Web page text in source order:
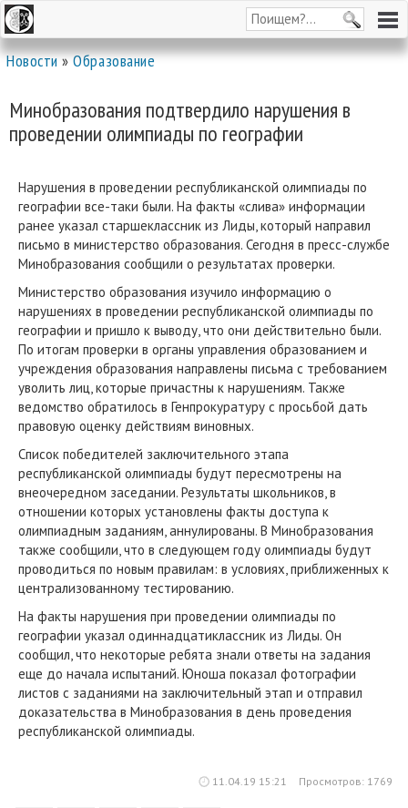
Новости»Образование
Минобразования подтвердило нарушения в
проведении олимпиады по географии
Нарушения в проведении республиканской олимпиады по
географии все-таки были. На факты «слива» информации
ранее указал старшеклассник из Лиды, который направил
письмо в министерство образования. Сегодня в пресс-службе
Минобразования сообщили о результатах проверки.
Министерство образования изучило информацию о
нарушениях в проведении республиканской олимпиады по
географии и пришло к выводу, что они действительно были.
По итогам проверки в органы управления образованием и
учреждения образования направлены письма с требованием
уволить лиц, которые причастны к нарушениям. Также
ведомство обратилось в Генпрокуратуру с просьбой дать
правовую оценку действиям виновных.
Список победителей заключительного этапа
республиканской олимпиады будут пересмотрены на
внеочередном заседании. Результаты школьников, в
отношении которых установлены факты доступа к
олимпиадным заданиям, аннулированы. В Минобразования
также сообщили, что в следующем году олимпиады будут
проводиться по новым правилам: в условиях, приближенных к
централизованному тестированию.
На факты нарушения при проведении олимпиады по
географии указал одиннадцатиклассник из Лиды. Он
сообщил, что некоторые ребята знали ответы на задания
еще до начала испытаний. Юноша показал фотографии
листов с заданиями на заключительный этап и отправил
доказательства в Минобразования в день проведения
республиканской олимпиады.
11.04.19 15:21 Просмотров: 1769